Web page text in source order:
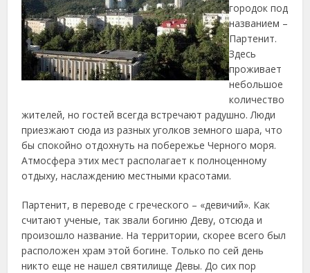
городок под
названием –
Партенит.
Здесь
проживает
небольшое
количество
жителей, но гостей всегда встречают радушно. Люди
приезжают сюда из разных уголков земного шара, что
бы спокойно отдохнуть на побережье Черного моря.
Атмосфера этих мест располагает к полноценному
отдыху, наслаждению местнымикрасотами.
Партенит, в переводе с греческого – «девичий». Как
считают ученые, так звали богиню Деву, отсюда и
произошло название. На территории, скорее всего был
расположен храм этой богине. Только по сей день
никто еще не нашел святилище Девы. До сих пор